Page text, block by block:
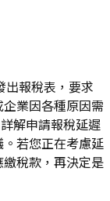
出報稅表，要求
業因各種原因需
解申請報稅延遲
若您正在考慮延
繳稅款，再決定是